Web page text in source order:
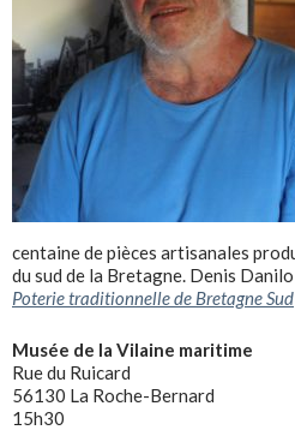
centaine de pièces artisanales
du sud de la Bretagne. Denis
Poterie traditionnelle de Bretagne Sud
Musée de la Vilaine maritime
Rue du Ruicard
56130 La Roche-Bernard
15h30